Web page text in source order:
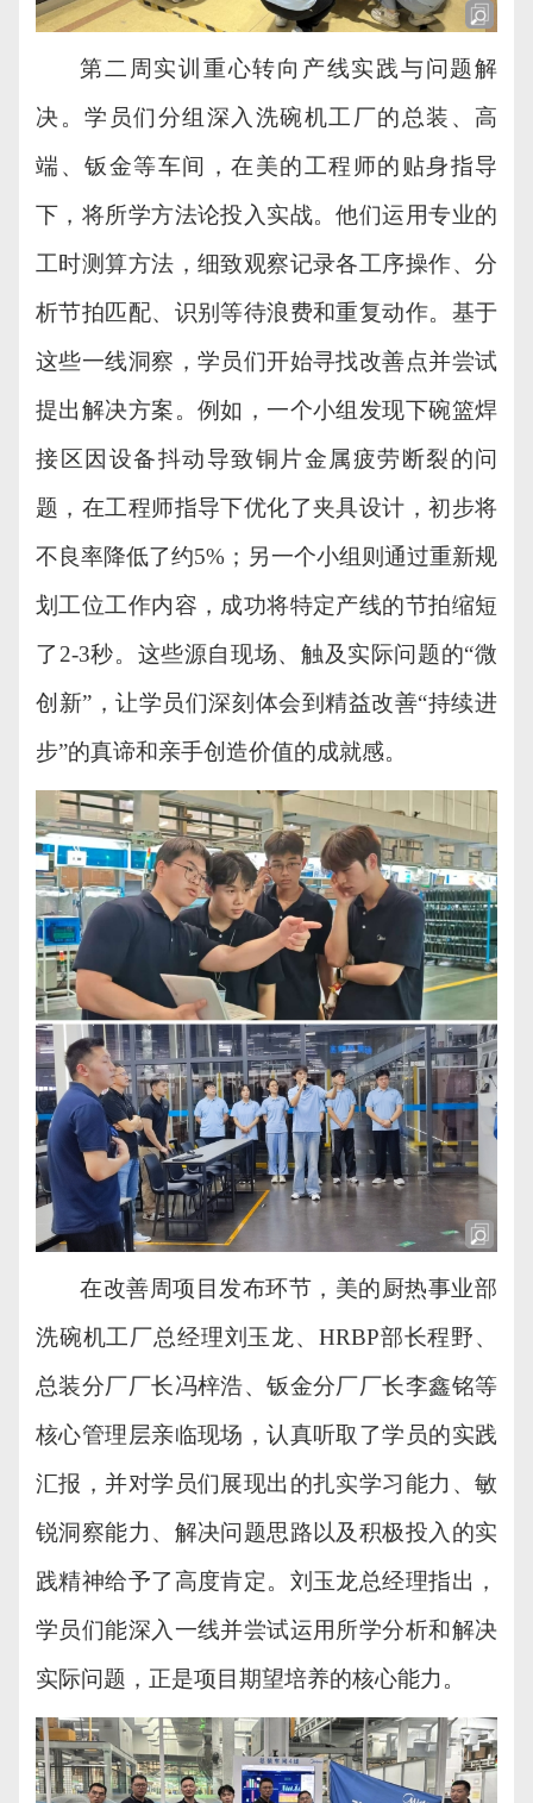
第二周实训重心转向产线实践与问题解
决。学员们分组深入洗碗机工厂的总装、高
端、 钣金等车间，在美的工程师的贴身指导
下，将所学方法论投入实战。他们运用专业的
工时测算方法，细致观察记录各工序操作、分
析节拍匹配、识别等待浪费和重复动作。基于
这些一线洞察，学员们开始寻找改善点并尝试
提出解决方案。例如，一个小组发现下碗篮焊
接区因设备抖动导致铜片金属疲劳断裂的问
题，在工程师指导下优化了夹具设计，初步将
不良率降低了约5%；另一个小组则通过重新规
划工位工作内容，成功将特定产线的节拍缩短
了2-3秒。这些源自现场、 触及实际问题的“微
创新”，让学员们深刻体会到精益改善“持续进
步”的真谛和亲手创造价值的成就感。
在改善周项目发布环节，美的厨热事业部
洗碗机工厂总经理刘玉龙、 HRBP部长程野、
总装分厂厂长冯梓浩、钣金分厂厂长李鑫铭等
核心管理层亲临现场，认真听取了学员的实践
汇报 ， 并对学员们展现出的扎实学习能力、敏
锐洞察能力、解决问题思路以及积极投入的实
践精神给予了高度肯定。刘玉龙总经理指出，
学员们能深入一线并尝试运用所学分析和解决
实际问题，正是项目期望培养的核心能力。